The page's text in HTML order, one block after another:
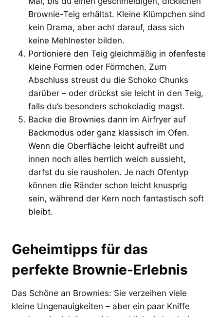
Brownie-Teig erhältst. Kleine Klümpchen sind
kein Drama, aber acht darauf, dass sich
keine Mehlnester bilden.
Portioniere den Teig gleichmäßig in ofenfeste
kleine Formen oder Förmchen. Zum
Abschluss streust du die Schoko Chunks
darüber – oder drückst sie leicht in den Teig,
falls du’s besonders schokoladig magst.
Backe die Brownies dann im Airfryer auf
Backmodus oder ganz klassisch im Ofen.
Wenn die Oberfläche leicht aufreißt und
innen noch alles herrlich weich aussieht,
darfst du sie rausholen. Je nach Ofentyp
können die Ränder schon leicht knusprig
sein, während der Kern noch fantastisch soft
bleibt.
Geheimtipps für das
perfekte Brownie-Erlebnis
Das Schöne an Brownies: Sie verzeihen viele
kleine Ungenauigkeiten – aber ein paar Kniffe